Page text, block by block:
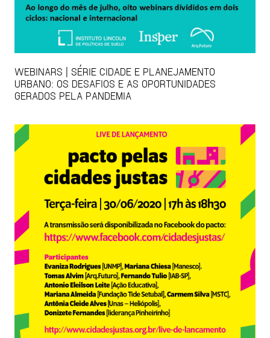
WEBINARS | SÉRIE CIDADE E PLANEJAMENTO
URBANO: OS DESAFIOS E AS OPORTUNIDADES
GERADOS PELA PANDEMIA